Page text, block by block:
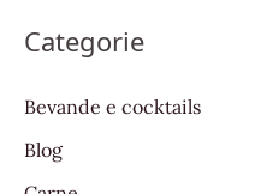
r
f
Categorie
Bevande e cocktails
Blog